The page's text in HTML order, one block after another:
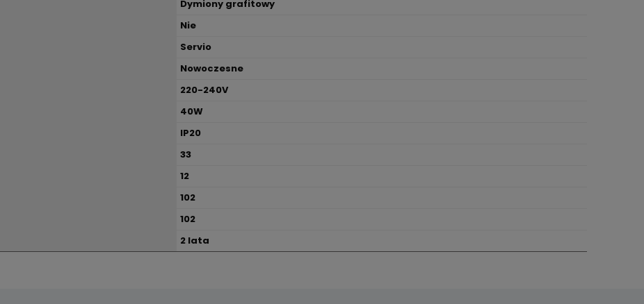
Dymiony grafitowy
Nie
Servio
Nowoczesne
220-240V
40W
IP20
33
12
102
102
2 lata